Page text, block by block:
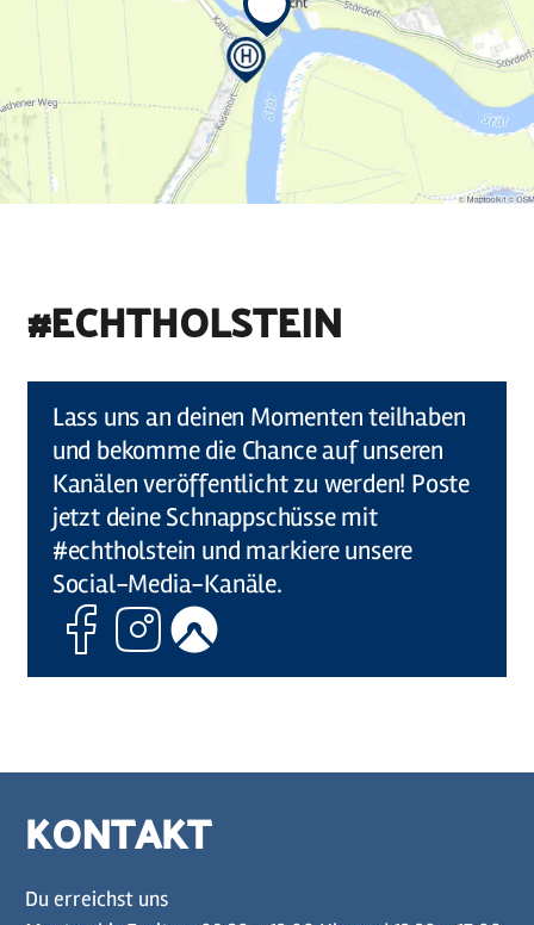
#ECHTHOLSTEIN
Lass uns an deinen Momenten teilhaben
und bekomme die Chance auf unseren
Kanälen veröffentlicht zu werden! Poste
jetzt deine Schnappschüsse mit
#echtholstein und markiere unsere
Social-Media-Kanäle.
FacebookInstagram
Komoot
KONTAKT
Du erreichst uns